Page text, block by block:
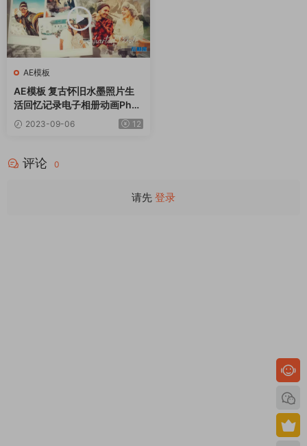
AE模板
AE模板 复古怀旧水墨照片生
活回忆记录电子相册动画Phot
o Slideshow
2023-09-06 12
评论 0
请先 登录